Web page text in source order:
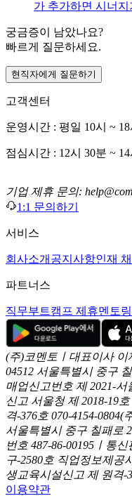
가 추가하면 시너
궁금증이 남았나요?
빠르게 질문하세요.
현직자에게 질문하기
고객센터
운영시간 : 평일 10시 ~
점심시간 : 12시 30분 ~ 14
기업 제휴 문의:
1:1 문의하기
서비스
회사소개 공지사항인재
파트너스
직무부트캠프 제휴멘토
(주)코멘토ㅣ대표이사 이
04512 서울특별시 중구
매업신고번호 제 2021-
신고 서울청 제 2018-19
격-376호 070-4154-0804(
서울특별시 중구 칠패로
번호 487-86-00195ㅣ통
구-2580호 직업정보제공
생교육시설신고 제 원격-
이용약관